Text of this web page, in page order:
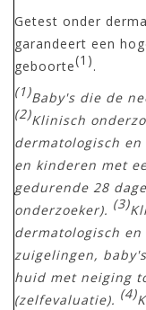
Getest onder
garandeert een
geboorte(1).
(1)Baby's die de
(2)Klinisch
dermatologisch
en kinderen met
gedurende 28
onderzoeker). (3)
dermatologisch
zuigelingen,
huid met neiging
(zelfevaluatie). (4)